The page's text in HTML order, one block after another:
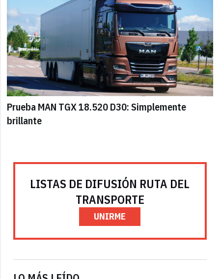
Prueba MAN TGX 18.520 D30: Simplemente
brillante
LISTAS DE DIFUSIÓN RUTA DEL
TRANSPORTE
UNIRME